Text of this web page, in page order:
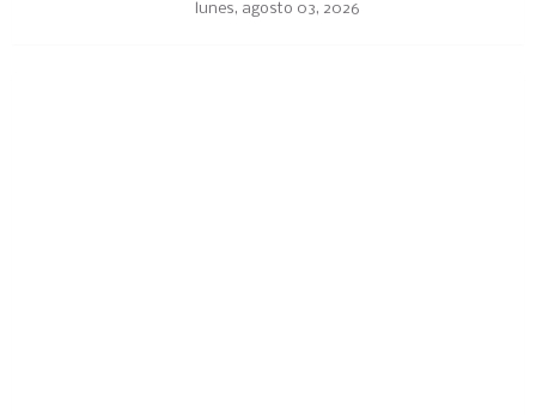
lunes, agosto 03, 2026